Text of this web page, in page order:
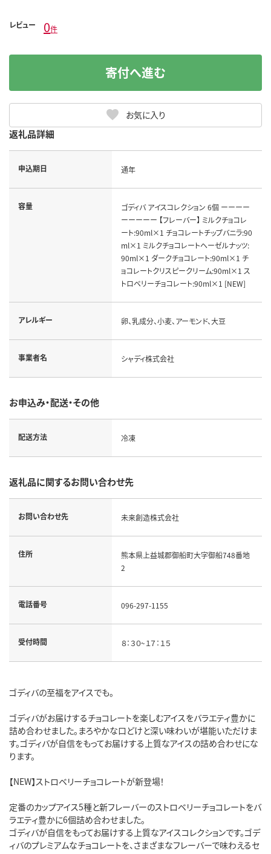
レビュー 0件
お気に入り
寄付へ進む
返礼品詳細
申込期日 通年
容量
ゴディバ アイスコレクション 6個 ーーーー
ーーーーー 【フレーバー】 ミルクチョコレ
ート:90ml×1 チョコレートチップバニラ:90
ml×1 ミルクチョコレートヘーゼルナッツ:
90ml×1 ダークチョコレート:90ml×1 チ
ョコレートクリスピークリーム:90ml×1 ス
トロベリーチョコレート:90ml×1 [NEW]
アレルギー 卵、乳成分、小麦、アーモンド、大豆
事業者名 シャディ株式会社
お申込み・配送・その他
配送方法 冷凍
返礼品に関するお問い合わせ先
お問い合わせ先 未来創造株式会社
住所
熊本県上益城郡御船町大字御船748番地
2
電話番号 096-297-1155
受付時間 ８：３０~１７：１５
ゴディバの至福をアイスでも。
ゴディバがお届けするチョコレートを楽しむアイスをバラエティ豊かに
詰め合わせました。まろやかな口どけと深い味わいが堪能いただけま
す。ゴディバが自信をもってお届けする上質なアイスの詰め合わせにな
ります。
【NEW】ストロベリーチョコレートが新登場！
定番のカップアイス5種と新フレーバーのストロベリーチョコレートをバ
ラエティ豊かに6個詰め合わせました。
ゴディバが自信をもってお届けする上質なアイスコレクションです。ゴデ
ィバのプレミアムなチョコレートを、さまざまなフレーバーで味わえるセ